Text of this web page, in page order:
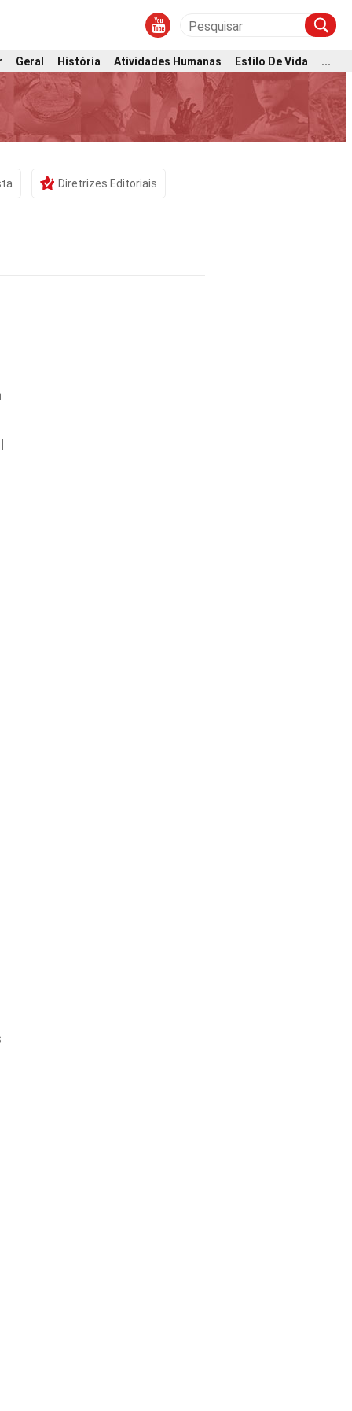
Geral História Atividades Humanas Estilo De Vida ...
Diretrizes Editoriais